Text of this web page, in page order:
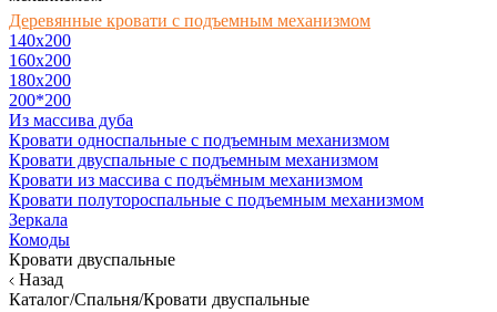
Деревянные кровати с подъемным механизмом
140x200
160х200
180х200
200*200
Из массива дуба
Кровати односпальные с подъемным механизмом
Кровати двуспальные с подъемным механизмом
Кровати из массива с подъёмным механизмом
Кровати полутороспальные с подъемным механизмом
Зеркала
Комоды
Кровати двуспальные
Назад
Каталог/Спальня/Кровати двуспальные